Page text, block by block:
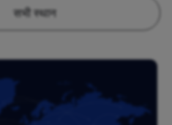
सभी स्थान